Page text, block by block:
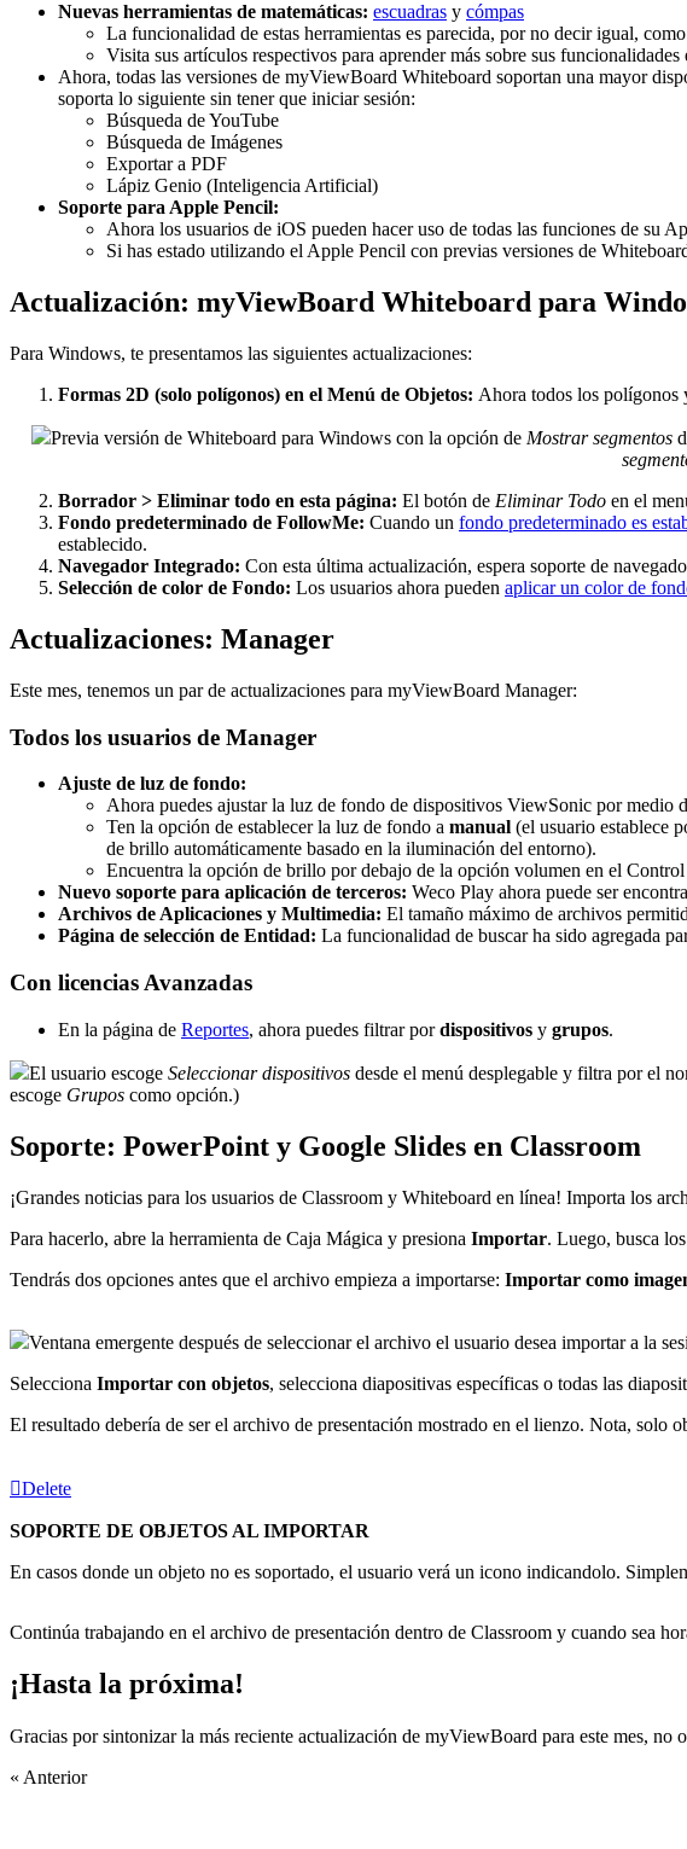
Nuevas herramientas de matemáticas: escuadras y cómpas
La funcionalidad de estas herramientas es parecida, por no decir igual,
Visita sus artículos respectivos para aprender más sobre sus funcionalidades
Ahora, todas las versiones de myViewBoard Whiteboard soportan una mayor
soporta lo siguiente sin tener que iniciar sesión:
Búsqueda de YouTube
Búsqueda de Imágenes
Exportar a PDF
Lápiz Genio (Inteligencia Artificial)
Soporte para Apple Pencil:
Ahora los usuarios de iOS pueden hacer uso de todas las funciones de su
Si has estado utilizando el Apple Pencil con previas versiones de
Actualización: myViewBoard Whiteboard para
Para Windows, te presentamos las siguientes actualizaciones:
Formas 2D (solo polígonos) en el Menú de Objetos: Ahora todos los polígonos
Previa versión de Whiteboard para Windows con la opción de Mostrar segmentos
Borrador > Eliminar todo en esta página: El botón de Eliminar Todo en el
Fondo predeterminado de FollowMe: Cuando un fondo predeterminado es
establecido.
Navegador Integrado: Con esta última actualización, espera soporte de
Selección de color de Fondo: Los usuarios ahora pueden aplicar un color de
Actualizaciones: Manager
Este mes, tenemos un par de actualizaciones para myViewBoard Manager:
Todos los usuarios de Manager
Ajuste de luz de fondo:
Ahora puedes ajustar la luz de fondo de dispositivos ViewSonic por medio
Ten la opción de establecer la luz de fondo a manual (el usuario establece
de brillo automáticamente basado en la iluminación del entorno).
Encuentra la opción de brillo por debajo de la opción volumen en el
Nuevo soporte para aplicación de terceros: Weco Play ahora puede ser
Archivos de Aplicaciones y Multimedia: El tamaño máximo de archivos
Página de selección de Entidad: La funcionalidad de buscar ha sido agregada
Con licencias Avanzadas
En la página de Reportes, ahora puedes filtrarpordispositivos y grupos.
El usuario escoge Seleccionar dispositivos desde el menú desplegable y filtra por el
escoge Grupos como opción.)
Soporte: PowerPoint y Google Slides en Classroom
¡Grandes noticias para los usuarios de Classroom y Whiteboard en línea! Importa los
Para hacerlo, abre la herramienta de Caja Mágica y presiona Importar. Luego, busca
Tendrás dos opciones antes que el archivo empieza a importarse: Importar como
Ventana emergente después de seleccionar el archivo el usuario desea importar a la
Selecciona Importar con objetos, selecciona diapositivas específicas o todas las
El resultado debería de ser el archivo de presentación mostrado en el lienzo. Nota, solo
Delete
SOPORTE DE OBJETOS AL IMPORTAR
En casos donde un objeto no es soportado, el usuario verá un icono indicandolo.
Continúa trabajando en el archivo de presentación dentro de Classroom y cuando sea
¡Hasta la próxima!
Gracias por sintonizar la más reciente actualización de myViewBoard para este mes,
« Anterior